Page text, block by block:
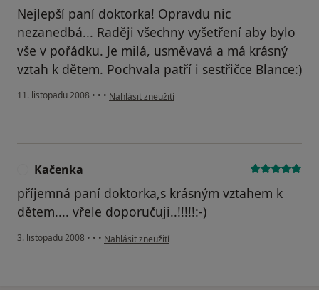
Nejlepší paní doktorka! Opravdu nic
nezanedbá... Raději všechny vyšetření aby bylo
vše v pořádku. Je milá, usměvavá a má krásný
vztah k dětem. Pochvala patří i sestřičce Blance:)
11. listopadu 2008 • • • podle názoru uživatele Martina
Nahlásit zneužití
Kačenka
příjemná paní doktorka,s krásným vztahem k
dětem.... vřele doporučuji..!!!!!:-)
3. listopadu 2008 • • • podle názoru uživatele Kačenka
Nahlásit zneužití